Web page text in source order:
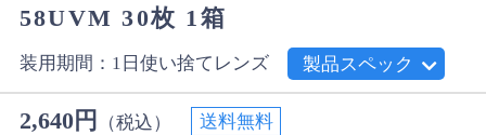
58UVM 30枚 1箱
装用期間：1日使い捨てレンズ 製品スペック
2,640円 （税込）
送料無料